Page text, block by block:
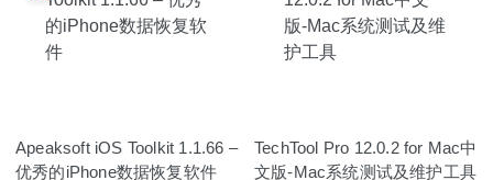
Apeaksoft iOS Toolkit 1.1.66 –
优秀的iPhone数据恢复软件
TechTool Pro 12.0.2 for Mac中
文版-Mac系统测试及维护工具